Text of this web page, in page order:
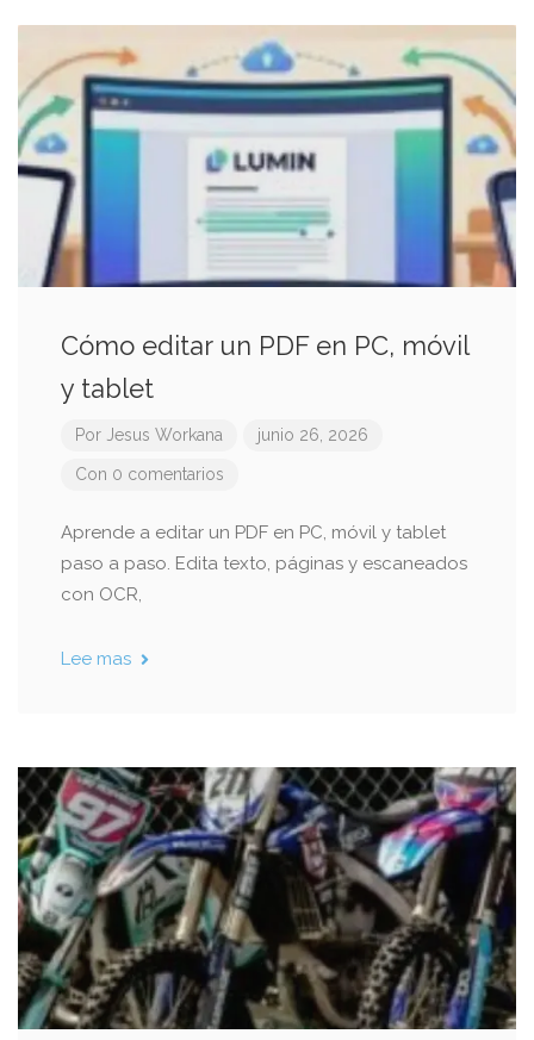
Cómo editar un PDF en PC, móvil
y tablet
Por Jesus Workana junio 26, 2026
Con 0 comentarios
Aprende a editar un PDF en PC, móvil y tablet
paso a paso. Edita texto, páginas y escaneados
con OCR,
Lee mas